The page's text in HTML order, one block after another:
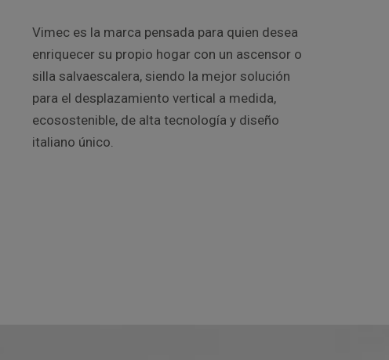
Vimec es la marca pensada para quien desea
enriquecer su propio hogar con un ascensor o
silla salvaescalera, siendo la mejor solución
para el desplazamiento vertical a medida,
ecosostenible, de alta tecnología y diseño
italiano único.